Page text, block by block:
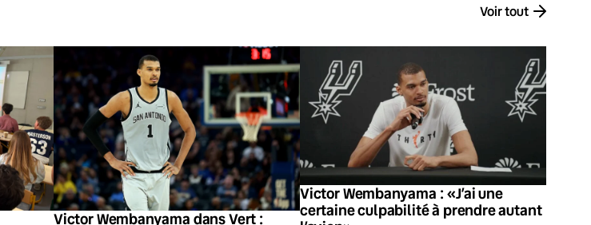
Voir tout
Victor Wembanyama dans Vert :
Victor Wembanyama : «J’ai une
certaine culpabilité à prendre autant